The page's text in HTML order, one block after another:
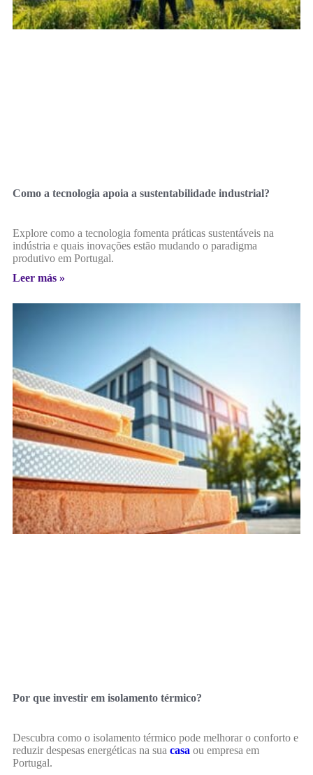
Como a tecnologia apoia a sustentabilidade industrial?
Explore como a tecnologia fomenta práticas sustentáveis na
indústria e quais inovações estão mudando o paradigma
produtivo em Portugal.
Leer más »
Por que investir em isolamento térmico?
Descubra como o isolamento térmico pode melhorar o conforto e
reduzir despesas energéticas na sua casa ou empresa em
Portugal.